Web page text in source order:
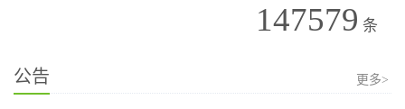
147579 条
公告 更多>